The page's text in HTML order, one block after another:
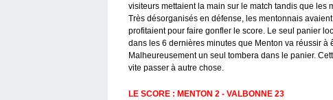
visiteurs mettaient la main sur le match tandis que
Très désorganisés en défense, les mentonnais
profitaient pour faire gonfler le score. Le seul panier
dans les 6 dernières minutes que Menton va réussir
Malheureusement un seul tombera dans le panier.
vite passer à autre chose.
LE SCORE : MENTON 2 - VALBONNE 23